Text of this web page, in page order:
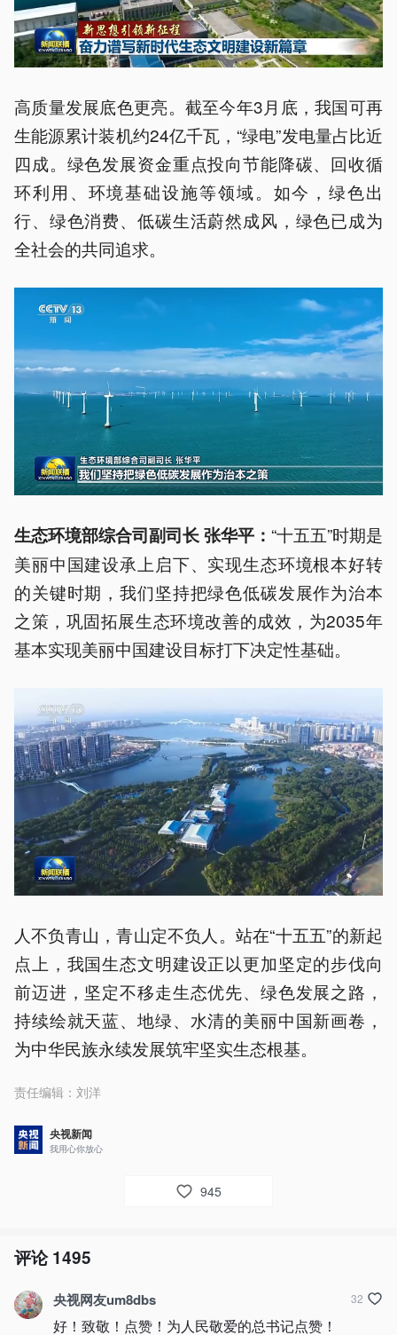
高质量发展底色更亮。截至今年3月底，我国可再
生能源累计装机约24亿千瓦，“绿电”发电量占比近
四成。绿色发展资金重点投向节能降碳、回收循
环利用、环境基础设施等领域。如今，绿色出
行、绿色消费、低碳生活蔚然成风，绿色已成为
全社会的共同追求。
生态环境部综合司副司长 张华平： “十五五”时期是
美丽中国建设承上启下、实现生态环境根本好转
的关键时期，我们坚持把绿色低碳发展作为治本
之策，巩固拓展生态环境改善的成效，为2035年
基本实现美丽中国建设目标打下决定性基础。
人不负青山，青山定不负人。站在“十五五”的新起
点上，我国生态文明建设正以更加坚定的步伐向
前迈进，坚定不移走生态优先、绿色发展之路，
持续绘就天蓝、地绿、水清的美丽中国新画卷，
为中华民族永续发展筑牢坚实生态根基。
责任编辑： 刘洋
央视新闻
我用心你放心
945
评论1495
央视网友um8dbs
好！致敬！点赞！为人民敬爱的总书记点赞！
32